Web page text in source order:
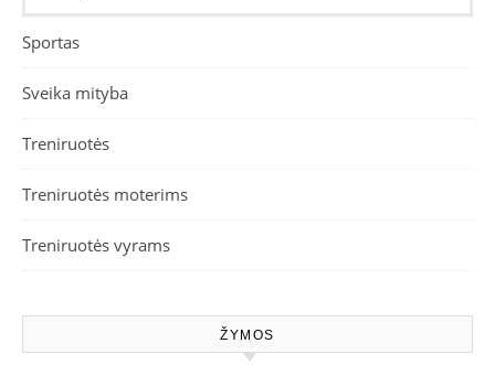
Sportas
Sveika mityba
Treniruotės
Treniruotės moterims
Treniruotės vyrams
ŽYMOS